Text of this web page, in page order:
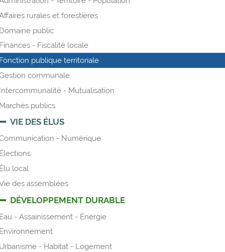
rurales et forestières
public
- Fiscalité locale
publique territoriale
communale
- Mutualisation
publics
VIE DES ÉLUS
- Numérique
local
des assemblées
DÉVELOPPEMENT DURABLE
- Assainissement - Énergie
- Habitat - Logement